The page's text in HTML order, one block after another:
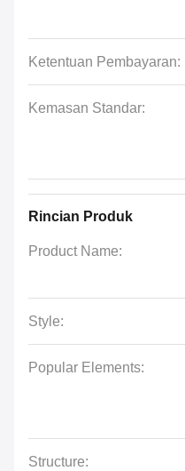
Ketentuan Pembayaran:
Kemasan Standar:
Rincian Produk
Product Name:
Style:
Popular Elements:
Structure: